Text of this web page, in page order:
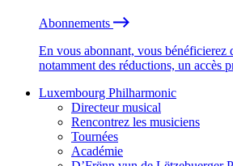
Abonnements
En vous abonnant, vous bénéficierez
notamment des réductions, un accès
Luxembourg Philharmonic
Directeur musical
Rencontrez les musiciens
Tournées
Académie